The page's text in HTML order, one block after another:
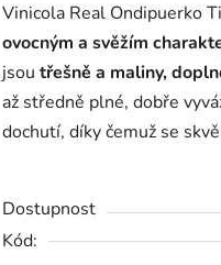
je
0,0
z
5
hvězdiček.
Vinicola Real Ondipuerko
ovocným a svěžím
jsou třešně a maliny,
až středně plné, dobře
dochutí, díky čemuž se
Dostupnost
Kód: